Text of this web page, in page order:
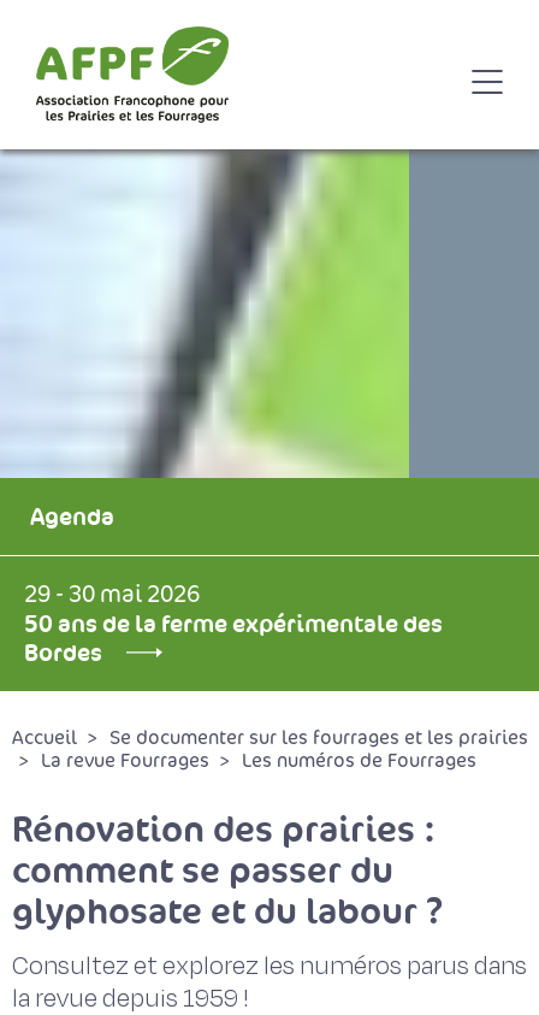
Agenda
29 - 30 mai 2026
50 ans de la ferme expérimentale des
Bordes
Accueil
Se documenter sur les fourrages et les prairies
La revue Fourrages
Les numéros de Fourrages
Rénovation des prairies :
comment se passer du
glyphosate et du labour ?
Consultez et explorez les numéros parus dans
la revue depuis 1959 !